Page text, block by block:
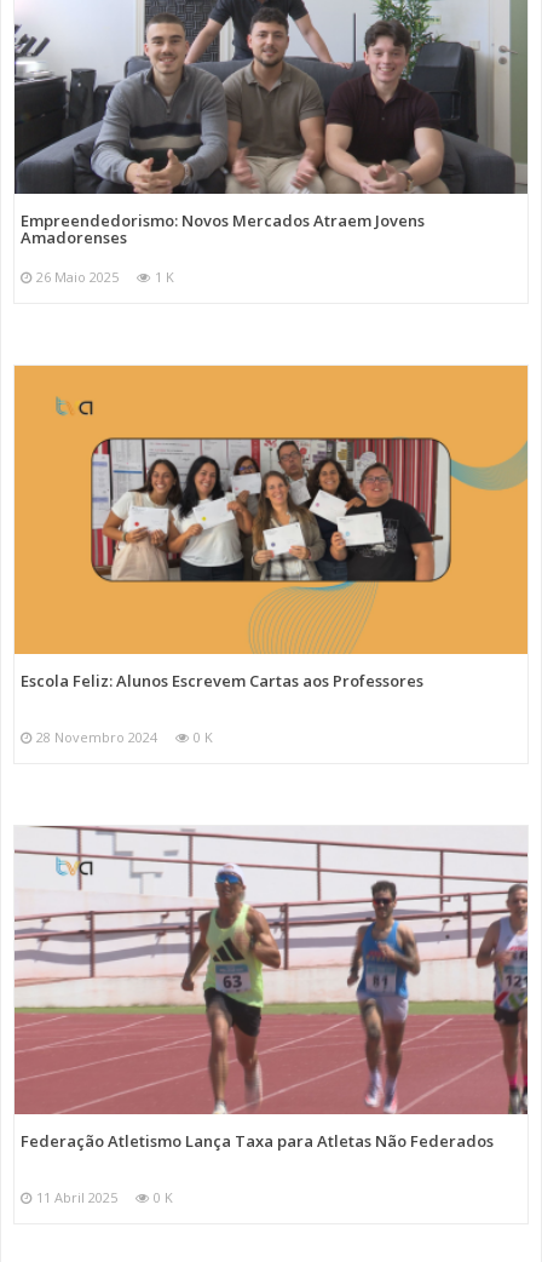
Empreendedorismo: Novos Mercados Atraem Jovens
Amadorenses
26 Maio 2025 1 K
Escola Feliz: Alunos Escrevem Cartas aos Professores
28 Novembro 2024 0 K
Federação Atletismo Lança Taxa para Atletas Não Federados
11 Abril 2025 0 K